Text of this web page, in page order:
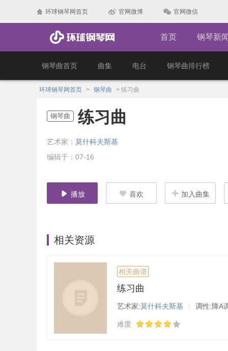
环球钢琴网首页 官网微博 官网微信
首页 钢琴新
钢琴曲首页 曲集 电台 钢琴曲排行榜
环球钢琴网首页 > 钢琴曲 > 练习曲
钢琴曲 练习曲
艺术家： 莫什科夫斯基
编辑于：07-16
播放 喜欢 加入曲集
相关资源
相关曲谱
练习曲
艺术家:莫什科夫斯基 | 调性:降A
难度